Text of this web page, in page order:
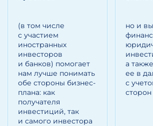
используются в итоговой
бизнес-плана.
Этап 2.
На данном этапе происходит
таких основных финансовых
показателей для
(в том числе
с участием
иностранных
инвесторов
и банков) помогает
нам лучше понимать
обе стороны бизнес-
плана: как
получателя
инвестиций, так
и самого инвестора
но и
а
ее в
с
сторон